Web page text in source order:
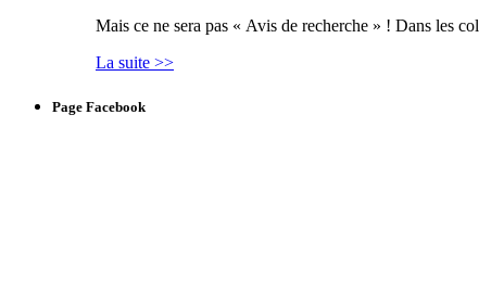
Mais ce ne sera pas « Avis de recherche » ! Dans les
La suite >>
Page Facebook